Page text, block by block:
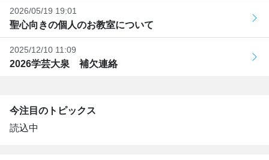
2026/05/19 19:01
聖心向きの個人のお教室について
2025/12/10 11:09
2026学芸大泉 補欠連絡
今注目のトピックス
読込中